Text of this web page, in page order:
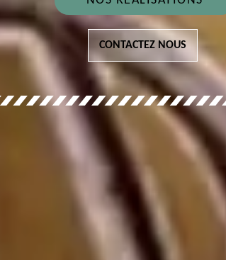
CONTACTEZ NOUS